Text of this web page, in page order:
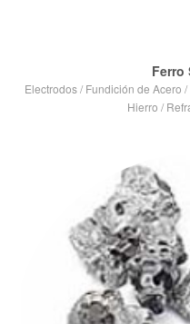
Ferro
Electrodos/Fundición de Acero /
Hierro /